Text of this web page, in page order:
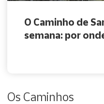
O Caminho de
semana: por
Os Caminhos